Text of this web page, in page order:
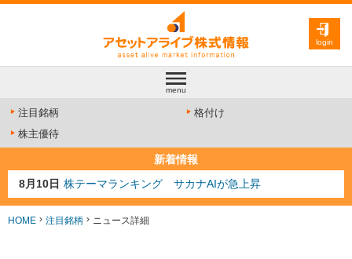
login
menu
注目銘柄
格付け
株主優待
新着情報
8月10日 株テーマランキング サカナAIが急上昇
8月9日 資源注目株 8月9日更新
8月4日 AI注目株 8月4日更新
HOME 注目銘柄 ニュース詳細